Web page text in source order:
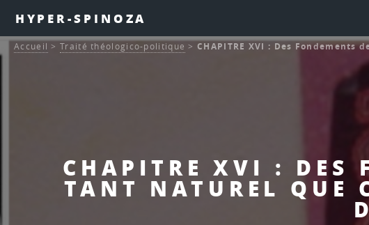
HYPER-SPINOZA
CHAPITRE XVI : DES
TANT NATUREL
Accueil >Traité théologico-politique >CHAPITRE XVI : Des